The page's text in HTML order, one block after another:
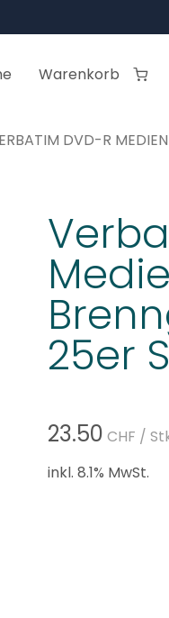
Warenkorb
DVD-R
25er
23.50 CHF /
inkl. 8.1% MwSt.